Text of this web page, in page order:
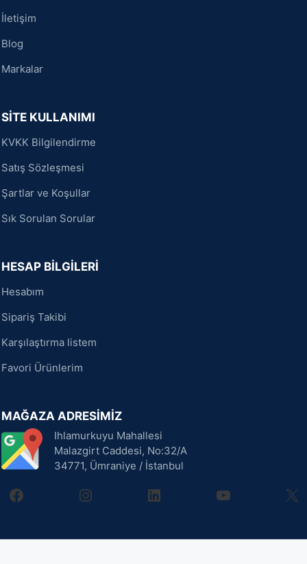
İletişim
Blog
Markalar
SİTE KULLANIMI
KVKK Bilgilendirme
Satış Sözleşmesi
Şartlar ve Koşullar
Sık Sorulan Sorular
HESAP BİLGİLERİ
Hesabım
Sipariş Takibi
Karşılaştırma listem
Favori Ürünlerim
MAĞAZA ADRESİMİZ
Ihlamurkuyu Mahallesi
Malazgirt Caddesi, No:32/A
34771, Ümraniye / İstanbul
facebookinstagramlinkedin youtube X